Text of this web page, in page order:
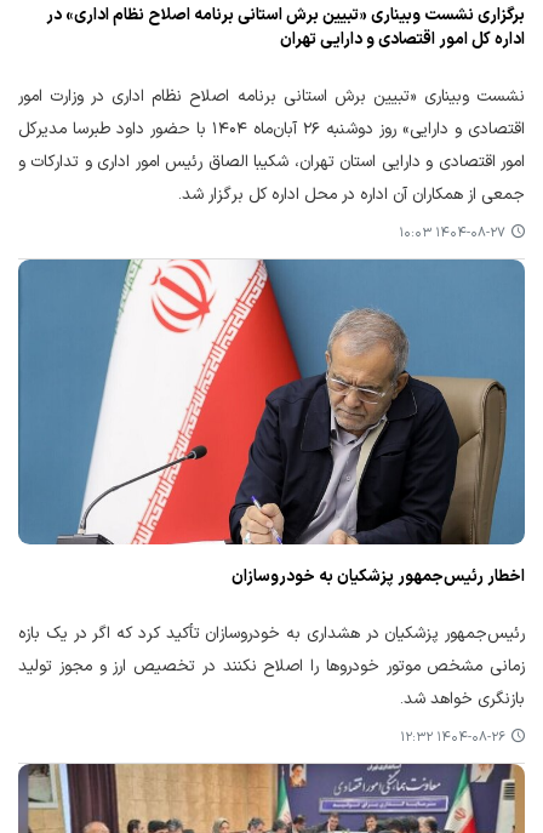
برگزاری نشست وبیناری «تبیین برش استانی برنامه اصلاح نظام اداری» در
اداره کل امور اقتصادی و دارایی تهران
نشست وبیناری «تبیین برش استانی برنامه اصلاح نظام اداری در وزارت امور
اقتصادی و دارایی» روز دوشنبه ۲۶ آبان‌ماه ۱۴۰۴ با حضور داود طبرسا مدیرکل
امور اقتصادی و دارایی استان تهران، شکیبا الصاق رئیس امور اداری و تدارکات و
جمعی از همکاران آن اداره در محل اداره کل برگزار شد.
۱۴۰۴-۰۸-۲۷ ۱۰:۰۳
اخطار رئیس‌جمهور پزشکیان به خودروسازان
رئیس‌جمهور پزشکیان در هشداری به خودروسازان تأکید کرد که اگر در یک بازه
زمانی مشخص موتور خودروها را اصلاح نکنند در تخصیص ارز و مجوز تولید
بازنگری خواهد شد.
۱۴۰۴-۰۸-۲۶ ۱۲:۳۲